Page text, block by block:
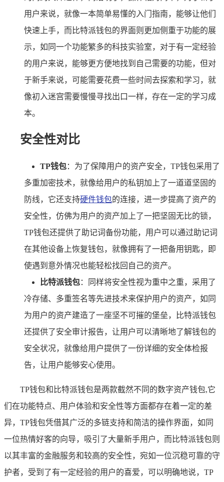
用户来说，就像一本简单易懂的入门指南，能够让他们
快速上手，而比特派钱包的界面则更加侧重于功能的展
示，如同一个功能繁多的科技实验室，对于有一定经验
的用户来说，能够更方便地找到自己需要的功能，但对
于新手来说，可能需要花费一些时间去探索和学习，就
像初入迷宫需要慢慢寻找出口一样，存在一定的学习成
本。
安全性对比
TP钱包：为了保障用户的资产安全，TP钱包采用了
多重加密技术，就像给用户的私钥加上了一道道坚固的
防线，它还支持硬件钱包的连接，进一步提高了资产的
安全性，仿佛为用户的资产加上了一把坚固无比的锁，
TP钱包还提供了助记词备份功能，用户可以通过助记词
在其他设备上恢复钱包，就像拥有了一把备用钥匙，即
使遇到意外情况也能轻松找回自己的资产。
比特派钱包：同样将安全性视为重中之重，采用了
冷存储、多重签名等先进技术来保护用户的资产，如同
为用户的资产建造了一座坚不可摧的堡垒，比特派钱包
还提供了安全审计报告，让用户可以清晰地了解钱包的
安全状况，就像给用户提供了一份详细的安全体检报
告，让用户能够安心使用。
TP钱包和比特派钱包是两款截然不同的数字资产钱包,它
们在功能特点、用户体验和安全性等方面都存在着一定的差
异，TP钱包凭借其广泛的多链支持和简洁的操作界面，如同
一位热情好客的向导，吸引了大量新手用户，而比特派钱包则
以其丰富的金融服务和较高的安全性，宛如一位沉稳可靠的守
护者，受到了有一定经验的用户的喜爱，可以明确地说，TP